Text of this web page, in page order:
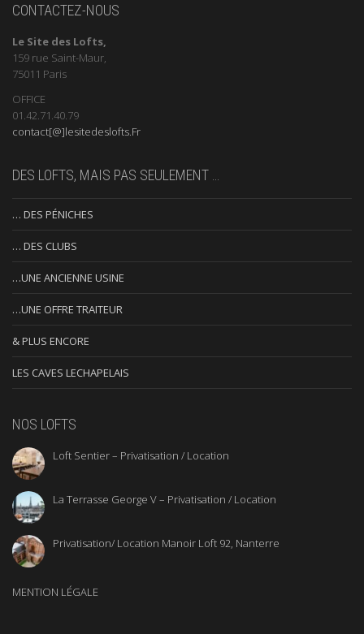
CONTACTEZ-NOUS
Le Site des Lofts,
159 rue Saint-Maur,
75011 Paris
OFFICE
01.42.71.40.79
contact[@]lesitedeslofts.Fr
DES LOFTS, MAIS PAS SEULEMENT …
… DES PÉNICHES
… DES CLUBS
…UNE ANCIENNE USINE
…UNE OFFRE TRAITEUR
& PLUS ENCORE
LES CAVES LECHAPELAIS
NOS LOFTS
Loft Sentier – Privatisation / Location
La Terrasse George V – Privatisation / Location
Privatisation/ Location Manoir Loft 92, Nanterre
MENTION LÉGALE